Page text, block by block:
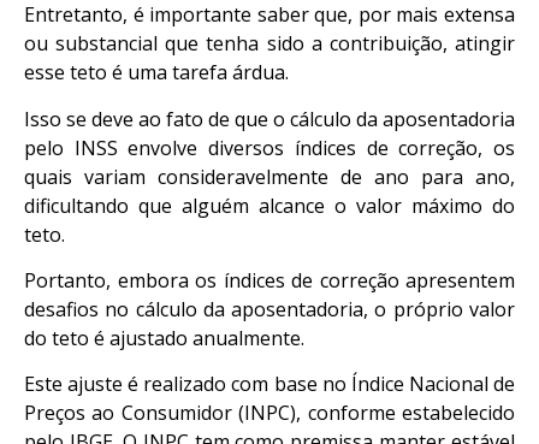
Entretanto, é importante saber que, por mais extensa
ou substancial que tenha sido a contribuição, atingir
esse teto é uma tarefa árdua.
Isso se deve ao fato de que o cálculo da aposentadoria
pelo INSS envolve diversos índices de correção, os
quais variam consideravelmente de ano para ano,
dificultando que alguém alcance o valor máximo do
teto.
Portanto, embora os índices de correção apresentem
desafios no cálculo da aposentadoria, o próprio valor
do teto é ajustado anualmente.
Este ajuste é realizado com base no Índice Nacional de
Preços ao Consumidor (INPC), conforme estabelecido